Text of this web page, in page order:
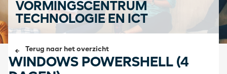
VORMINGSCENTRUM
TECHNOLOGIE EN ICT
Terug naar het overzicht
WINDOWS POWERSHELL (4